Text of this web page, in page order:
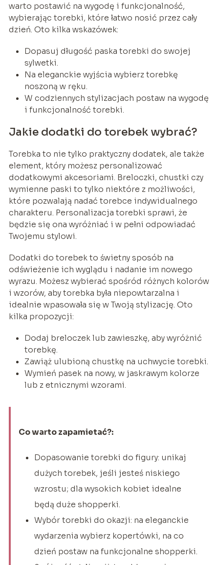
warto postawić na wygodę i funkcjonalność,
wybierając torebki, które łatwo nosić przez cały
dzień. Oto kilka wskazówek:
Dopasuj długość paska torebki do swojej
sylwetki.
Na eleganckie wyjścia wybierz torebkę
noszoną w ręku.
W codziennych stylizacjach postaw na wygodę
i funkcjonalność torebki.
Jakie dodatki do torebek wybrać?
Torebka to nie tylko praktyczny dodatek, ale także
element, który możesz personalizować
dodatkowymi akcesoriami. Breloczki, chustki czy
wymienne paski to tylko niektóre z możliwości,
które pozwalają nadać torebce indywidualnego
charakteru. Personalizacja torebki sprawi, że
będzie się ona wyróżniać i w pełni odpowiadać
Twojemu stylowi.
Dodatki do torebek to świetny sposób na
odświeżenie ich wyglądu i nadanie im nowego
wyrazu. Możesz wybierać spośród różnych kolorów
i wzorów, aby torebka była niepowtarzalna i
idealnie wpasowała się w Twoją stylizację. Oto
kilka propozycji:
Dodaj breloczek lub zawieszkę, aby wyróżnić
torebkę.
Zawiąż ulubioną chustkę na uchwycie torebki.
Wymień pasek na nowy, w jaskrawym kolorze
lub z etnicznymi wzorami.
Co warto zapamietać?:
Dopasowanie torebki do figury: unikaj
dużych torebek, jeśli jesteś niskiego
wzrostu; dla wysokich kobiet idealne
będą duże shopperki.
Wybór torebki do okazji: na eleganckie
wydarzenia wybierz kopertówki, na co
dzień postaw na funkcjonalne shopperki.